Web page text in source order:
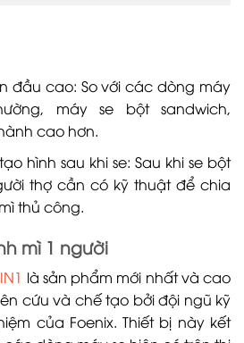
đầu cao: So với các dòng máy
máy se bột sandwich,
cao hơn.
hình sau khi se: Sau khi se bột
thợ cần có kỹ thuật để chia
thủ công.
mì 1 người
là sản phẩm mới nhất và cao
cứu và chế tạo bởi đội ngũ kỹ
của Foenix. Thiết bị này kết